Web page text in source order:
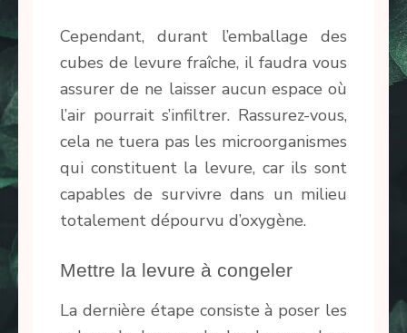
Cependant, durant l’emballage des
cubes de levure fraîche, il faudra vous
assurer de ne laisser aucun espace où
l’air pourrait s’infiltrer. Rassurez-vous,
cela ne tuera pas les microorganismes
qui constituent la levure, car ils sont
capables de survivre dans un milieu
totalement dépourvu d’oxygène.
Mettre la levure à congeler
La dernière étape consiste à poser les